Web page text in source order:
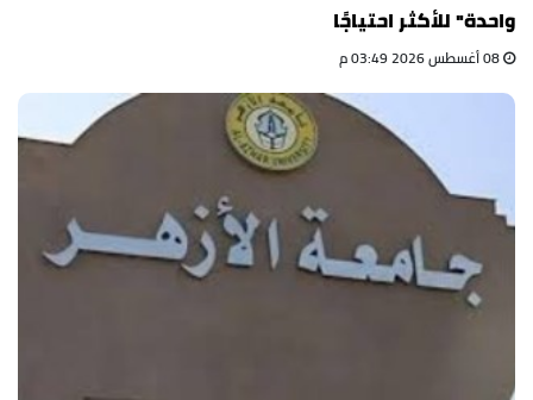
واحدة" للأكثر احتياجًا